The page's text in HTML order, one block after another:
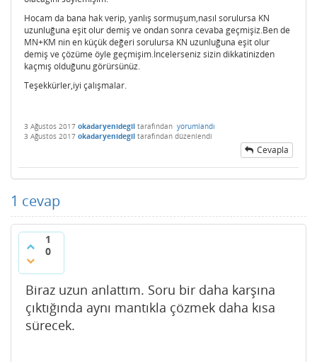
Hocam da bana hak verip, yanlış sormuşum,nasıl sorulursa KN
uzunluğuna eşit olur demiş ve ondan sonra cevaba geçmişiz.Ben de
MN+KM nin en küçük değeri sorulursa KN uzunluğuna eşit olur
demiş ve çözüme öyle geçmişim.İncelerseniz sizin dikkatinizden
kaçmış olduğunu görürsünüz.
Teşekkürler,iyi çalışmalar.
3 Ağustos 2017 okadaryenidegil tarafından yorumlandı
3 Ağustos 2017 okadaryenidegil tarafından düzenlendi
Cevapla
1 cevap
1
0
Biraz uzun anlattım. Soru bir daha karşına
çıktığında aynı mantıkla çözmek daha kısa
sürecek.